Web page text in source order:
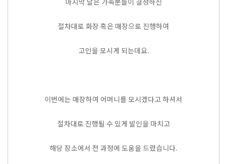
절차대로 화장 혹은 매장으로 진행하여
고인을 모시게 되는데요.
이번에는 매장하여 어머니를 모시겠다고 하셔서
절차대로 진행될 수 있게 발인을 마치고
해당 장소에서 전 과정에 도움을 드렸습니다.